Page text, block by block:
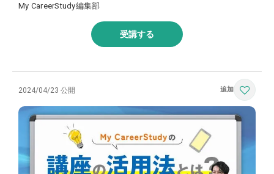
My CareerStudy編集部
受講する
2024/04/23 公開